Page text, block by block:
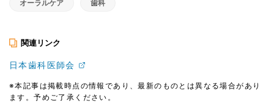
オーラルケア 歯科
関連リンク
日本歯科医師会
※本記事は掲載時点の情報であり、最新のものとは異なる場合があり
ます。予めご了承ください。